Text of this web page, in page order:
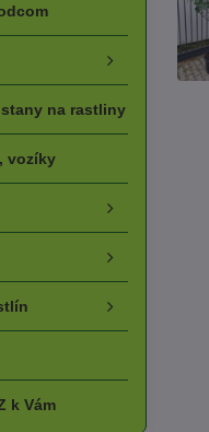
na rastliny
vozíky
k Vám